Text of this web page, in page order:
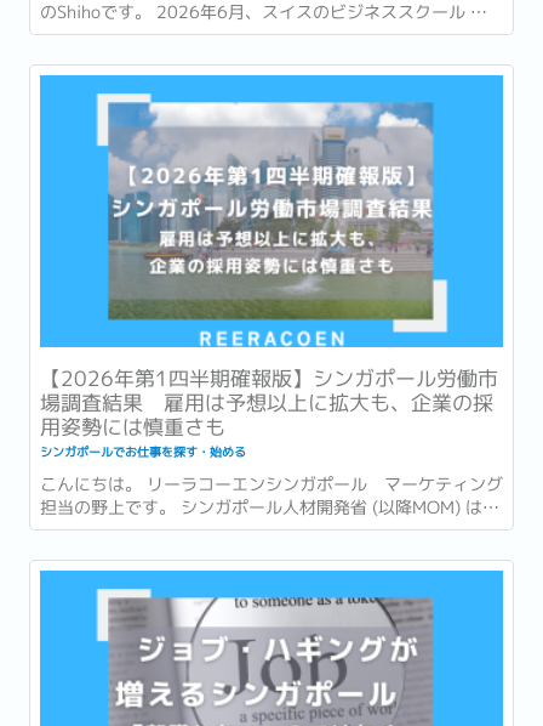
のShihoです。 2026年6月、スイスのビジネススクール 国
際経営開発研究所・IMD (International Institute for
Management Development) が発表した「世界競争力ラン
キング...
【2026年第1四半期確報版】シンガポール労働市
場調査結果 雇用は予想以上に拡大も、企業の採
用姿勢には慎重さも
シンガポールでお仕事を探す・始める
こんにちは。 リーラコーエンシンガポール マーケティング
担当の野上です。 シンガポール人材開発省 (以降MOM) は先
日の2026年6月15日、2026年第1四半期 (1〜3月) の労働市
場レポート (Labour Market Report) を発表しました。...